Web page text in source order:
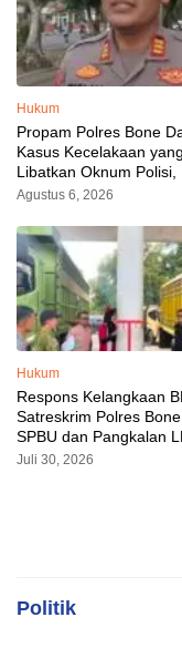
Hukum
Propam Polres Bone
Kasus Kecelakaan yang
Libatkan Oknum Polisi,
Sudah Diamankan
Agustus 6, 2026
Hukum
Respons Kelangkaan
Satreskrim Polres
SPBU dan Pangkalan
AKP Alvin Aji Imbau
Juli 30, 2026
Politik